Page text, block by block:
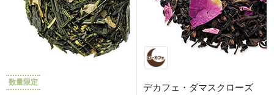
数量限定
デカフェ・ダマスクローズ